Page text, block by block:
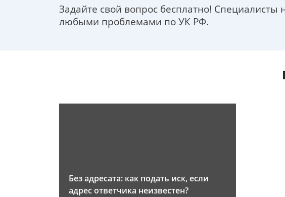
Задайте свой вопрос бесплатно! Специалисты
любыми проблемами по УК РФ.
Без адресата: как подать иск, если
адрес ответчика неизвестен?